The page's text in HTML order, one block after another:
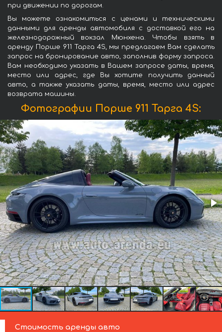
при движении по дорогам.
Вы можете ознакомиться с ценами и техническими
данными для аренды автомобиля с доставкой его на
железнодорожный вокзал Мюнхена. Чтобы взять в
аренду Порше 911 Тарга 4S, мы предлагаем Вам сделать
запрос на бронирование авто, заполнив форму запроса.
Вам необходимо указать в Вашем запросе даты, время,
место или адрес, где Вы хотите получить данный
авто, а также указать даты, время, место или адрес
возврата машины.
Фотографии Порше 911 Тарга 4S:
Стоимость аренды авто